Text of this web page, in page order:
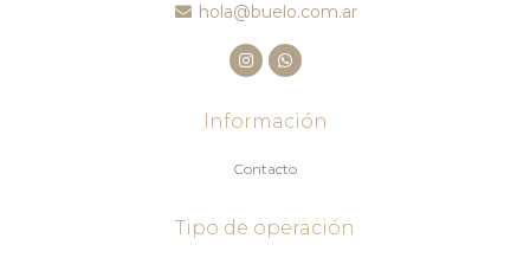
hola@buelo.com.ar
Información
Contacto
Tipo de operación